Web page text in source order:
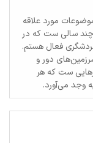
مورد علاقه
چند سالی ست که در
فعال هستم.
دور و
ست که هر
وجد می‌آورد.